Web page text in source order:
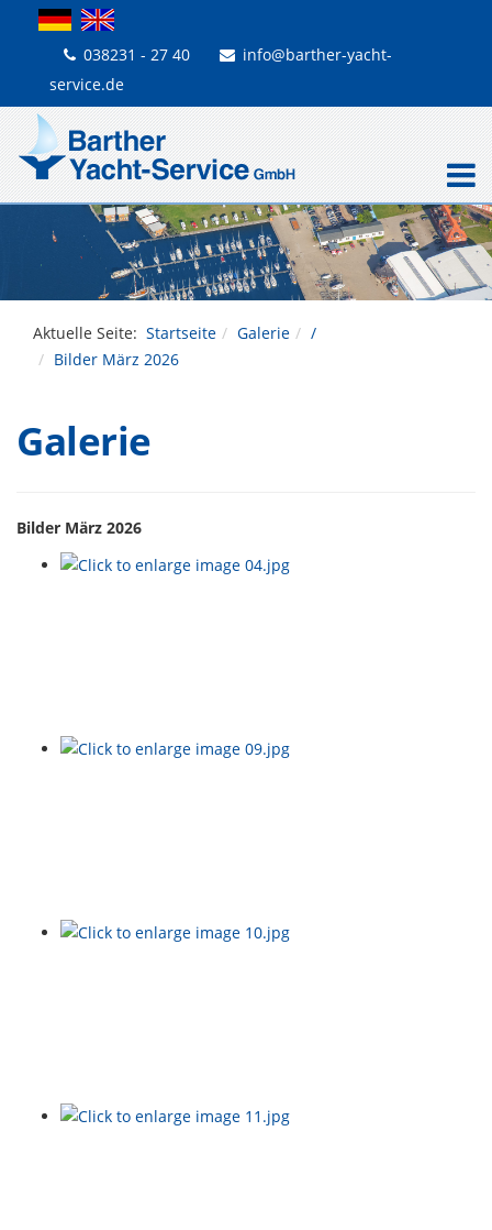
038231 - 27 40
info@barther-yacht-
service.de
Aktuelle Seite: Startseite Galerie
/
Bilder März 2026
Galerie
Bilder März 2026